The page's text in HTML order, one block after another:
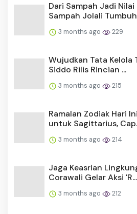
Dari Sampah Jadi Nilai
Sampah Jolali Tumbuh
3 months ago 229
Wujudkan Tata Kelola
Siddo Rilis Rincian ...
3 months ago 215
Ramalan Zodiak Hari
untuk Sagittarius,
3 months ago 214
Jaga Keasrian
Corawali Gelar Aksi 'R...
3 months ago 212